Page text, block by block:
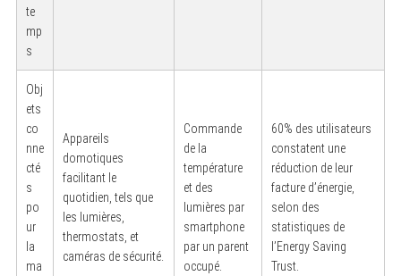
te
mp
s
Obj
ets
co
nne
cté
s
po
ur
la
ma
Appareils
domotiques
facilitant le
quotidien, tels que
les lumières,
thermostats, et
caméras de sécurité.
Commande
de la
température
et des
lumières par
smartphone
par un parent
occupé.
60% des utilisateurs
constatent une
réduction de leur
facture d’énergie,
selon des
statistiques de
l’Energy Saving
Trust.